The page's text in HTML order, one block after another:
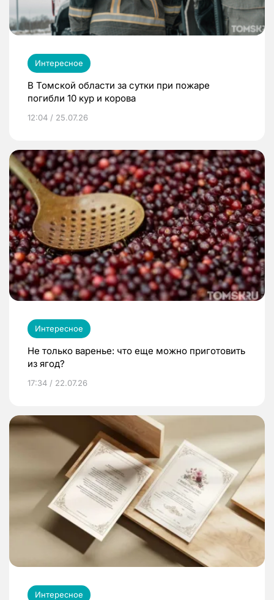
Интересное
В Томской области за сутки при пожаре
погибли 10 кур и корова
12:04 / 25.07.26
Интересное
Не только варенье: что еще можно приготовить
из ягод?
17:34 / 22.07.26
Интересное